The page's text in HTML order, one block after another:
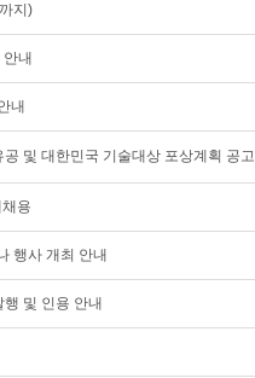
지)
내
내
및 대한민국 기술대상 포상계획 공고
용
행사 개최 안내
및 인용 안내